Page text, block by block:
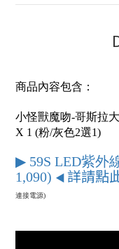
商品內容包含：
小怪獸魔吻-哥斯拉
X 1 (粉/灰色2選1)
▶ 59S LED紫外
1,090) ◀ 詳請點
連接電源)